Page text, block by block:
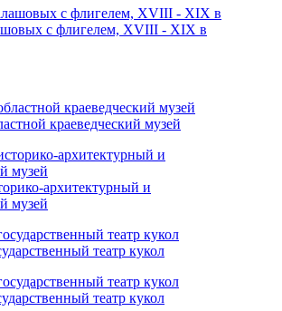
с флигелем, XVIII - XIX в
краеведческий музей
архитектурный и
музей
театр кукол
театр кукол